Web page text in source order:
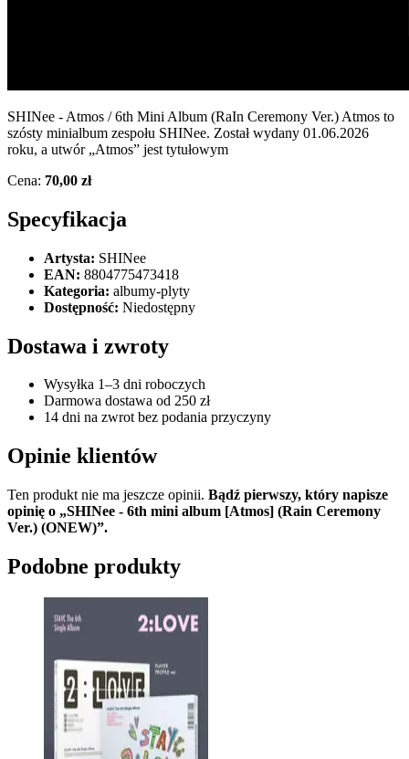
SHINee - Atmos / 6th Mini Album (RaIn Ceremony Ver.) Atmos to
szósty minialbum zespołu SHINee. Został wydany 01.06.2026
roku, a utwór „Atmos” jest tytułowym
Cena: 70,00 zł
Specyfikacja
Artysta: SHINee
EAN: 8804775473418
Kategoria: albumy-plyty
Dostępność: Niedostępny
Dostawa i zwroty
Wysyłka 1–3 dni roboczych
Darmowa dostawa od 250 zł
14 dni na zwrot bez podania przyczyny
Opinie klientów
Ten produkt nie ma jeszcze opinii. Bądź pierwszy, który napisze
opinię o „SHINee - 6th mini album [Atmos] (Rain Ceremony
Ver.) (ONEW)”.
Podobne produkty